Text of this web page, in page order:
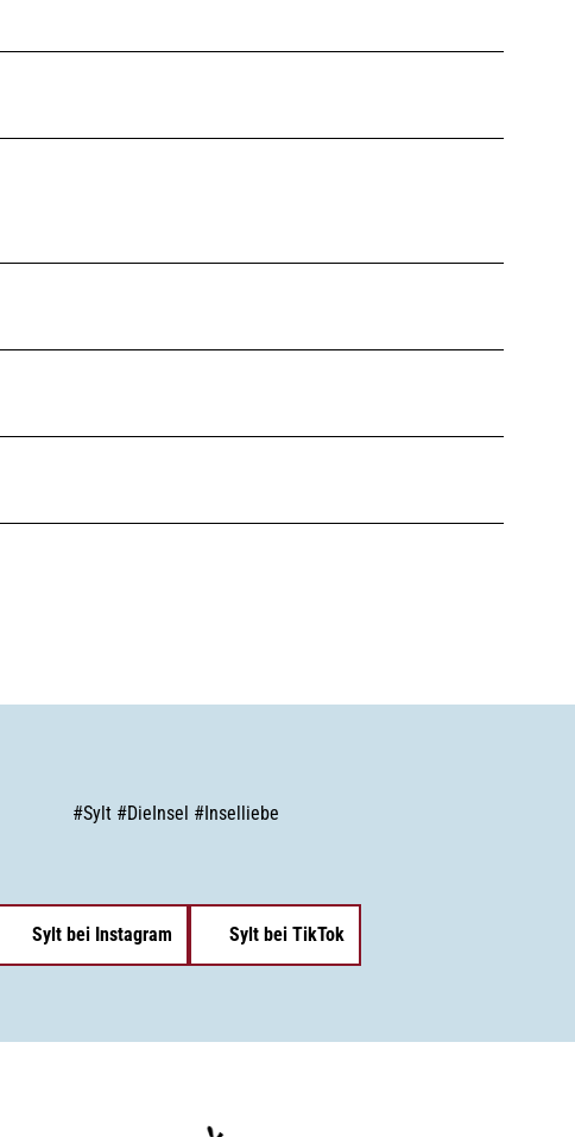
#Sylt #DieInsel #Inselliebe
Sylt bei Instagram Sylt bei TikTok